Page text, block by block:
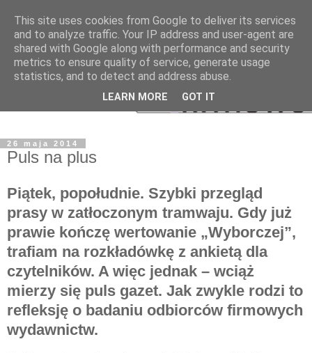
26 maja 2014
Puls na plus
Piątek, popołudnie. Szybki przegląd
prasy w zatłoczonym tramwaju. Gdy już
prawie kończę wertowanie „Wyborczej”,
trafiam na rozkładówkę z ankietą dla
czytelników. A więc jednak – wciąż
mierzy się puls gazet. Jak zwykle rodzi to
refleksję o badaniu odbiorców firmowych
wydawnictw.
This site uses cookies from Google to deliver its services
and to analyze traffic. Your IP address and user-agent are
shared with Google along with performance and security
metrics to ensure quality of service, generate usage
statistics, and to detect and address abuse.
LEARN MORE GOT IT